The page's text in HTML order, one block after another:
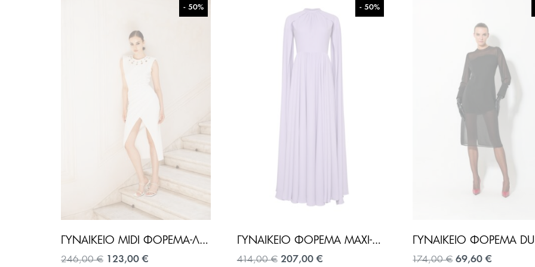
- 50%
ΓΥΝΑΙΚΕΊΟ MIDI ΦΌΡΕΜΑ-ΛΕΥΚΌ
246,00€ Original
123,00€Η
- 50%
ΓΥΝΑΙΚΕΊΟ ΦΌΡΕΜΑ MAXI-ΛΙΛΆ
414,00€ Original
207,00€Η
174,00€ Original
69,60€Η